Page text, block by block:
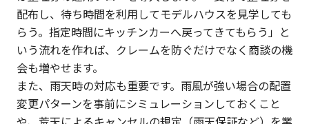
配布し、待ち時間を利用してモデルハウスを見学しても
らう。指定時間にキッチンカーへ戻ってきてもらう」と
いう流れを作れば、クレームを防ぐだけでなく商談の機
会も増やせます。
また、雨天時の対応も重要です。雨風が強い場合の配置
変更パターンを事前にシミュレーションしておくこと